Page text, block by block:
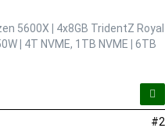
5600X
4x8GB TridentZ Royal
4T NVME, 1TB NVME
6TB
#2